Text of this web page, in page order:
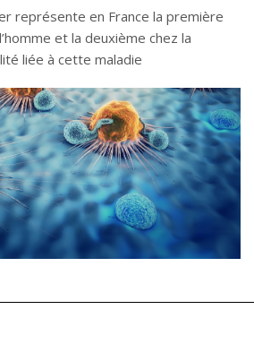
représente en France la première
et la deuxième chez la
liée à cette maladie